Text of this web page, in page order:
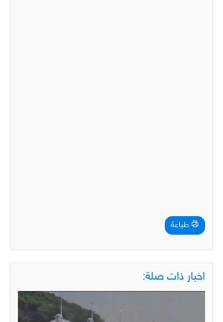
طباعة
اخبار ذات صلة: